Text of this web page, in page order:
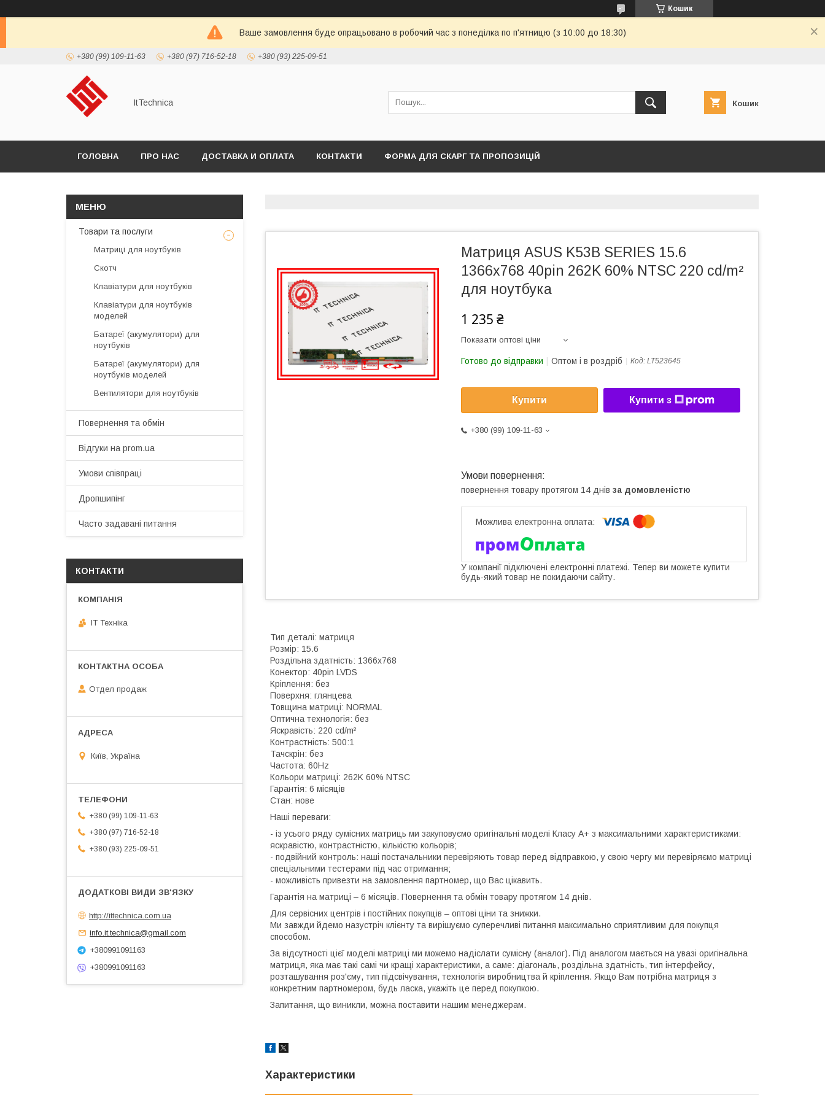
Кошик
Ваше замовлення буде опрацьовано в робочий час з понеділка по п'ятницю (з 10:00 до 18:30)
+380 (99) 109-11-63 +380 (97) 716-52-18 +380 (93) 225-09-51
ItTechnica Кошик
ГОЛОВНА ПРО НАС ДОСТАВКА И ОПЛАТА КОНТАКТИ ФОРМА ДЛЯ СКАРГ ТА ПРОПОЗИЦІЙ
Матриця ASUS K53B SERIES 15.6
1366x768 40pin 262K 60% NTSC 220 cd/m²
для ноутбука
1 235 ₴
Показати оптові ціни
Готово до відправки Оптом і в роздріб Код: LT523645
Купити Купити з
+380 (99) 109-11-63
повернення товару протягом 14 днів за домовленістю
У компанії підключені електронні платежі. Тепер ви можете купити
будь-який товар не покидаючи сайту.
Тип деталі: матриця
Розмір: 15.6
Роздільна здатність: 1366x768
Конектор: 40pin LVDS
Кріплення: без
Поверхня: глянцева
Товщина матриці: NORMAL
Оптична технологія: без
Яскравість: 220 cd/m²
Контрастність: 500:1
Тачскрін: без
Частота: 60Hz
Кольори матриці: 262K 60% NTSC
Гарантія: 6 місяців
Стан: нове
Наші переваги:
- із усього ряду сумісних матриць ми закуповуємо оригінальні моделі Класу А+ з максимальними характеристиками:
яскравістю, контрастністю, кількістю кольорів;
- подвійний контроль: наші постачальники перевіряють товар перед відправкою, у свою чергу ми перевіряємо матриці
спеціальними тестерами під час отримання;
- можливість привезти на замовлення партномер, що Вас цікавить.
Гарантія на матриці – 6 місяців. Повернення та обмін товару протягом 14 днів.
Для сервісних центрів і постійних покупців – оптові ціни та знижки.
Ми завжди йдемо назустріч клієнту та вирішуємо суперечливі питання максимально сприятливим для покупця
способом.
За відсутності цієї моделі матриці ми можемо надіслати сумісну (аналог). Під аналогом мається на увазі оригінальна
матриця, яка має такі самі чи кращі характеристики, а саме: діагональ, роздільна здатність, тип інтерфейсу,
розташування роз'єму, тип підсвічування, технологія виробництва й кріплення. Якщо Вам потрібна матриця з
конкретним партномером, будь ласка, укажіть це перед покупкою.
Запитання, що виникли, можна поставити нашим менеджерам.
Характеристики
Товари та послуги
Матриці для ноутбуків
Скотч
Клавіатури для ноутбуків
Клавіатури для ноутбуків
моделей
Батареї (акумулятори) для
ноутбуків
Батареї (акумулятори) для
ноутбуків моделей
Вентилятори для ноутбуків
Повернення та обмін
Відгуки на prom.ua
Умови співпраці
Дропшипінг
Часто задавані питання
КОНТАКТИ
IT Техніка
Отдел продаж
Київ, Україна
+380 (99) 109-11-63
+380 (97) 716-52-18
+380 (93) 225-09-51
http://ittechnica.com.ua
info.it.technica@gmail.com
+380991091163
+380991091163